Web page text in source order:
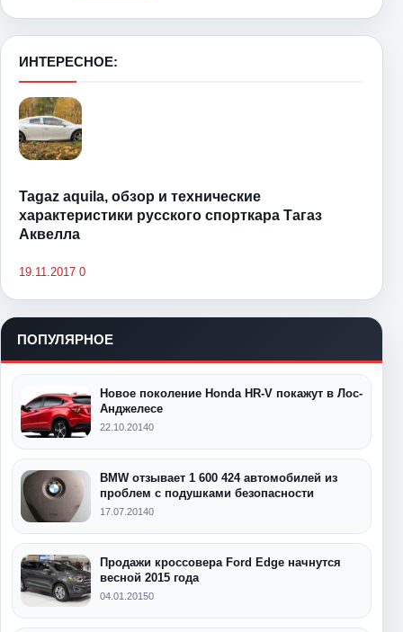
ИНТЕРЕСНОЕ:
Tagaz aquila, обзор и технические
характеристики русского спорткара Тагаз
Аквелла
19.11.2017 0
ПОПУЛЯРНОЕ
Новое поколение Honda HR-V покажут в Лос-
Анджелесе
22.10.20140
BMW отзывает 1 600 424 автомобилей из
проблем с подушками безопасности
17.07.20140
Продажи кроссовера Ford Edge начнутся
весной 2015 года
04.01.20150